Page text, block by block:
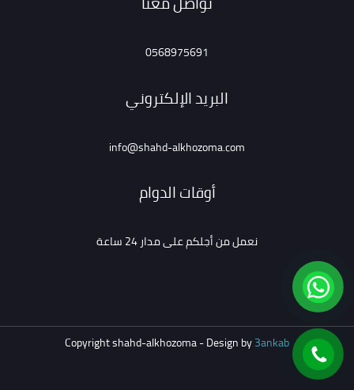
0568975691
البريد الإلكتروني
info@shahd-alkhozoma.com
أوقات الدوام
نعمل من أجلكم على مدار 24 ساعة
Copyright shahd-alkhozoma - Design by3ankab